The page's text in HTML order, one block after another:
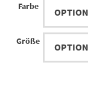
Farbe
Größe